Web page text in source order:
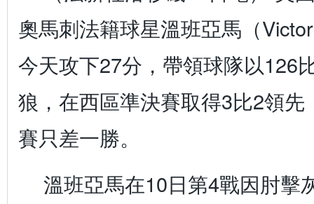
奧馬刺法籍球星溫班亞馬（
今天攻下27分，帶領球隊以126
狼，在西區準決賽取得3比2領
賽只差一勝。
溫班亞馬在10日第4戰因肘擊